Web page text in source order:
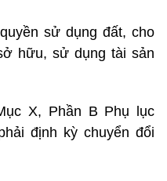
sử dụng đất, cho
hữu, sử dụng tài sản
X, Phần B Phụ lục
định kỳ chuyển đổi